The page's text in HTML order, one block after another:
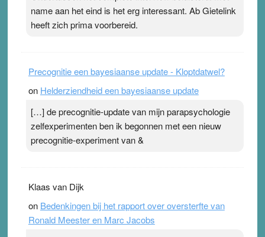
Pleisterplakkers in de topspsort ›[...]
name aan het eind is het erg interessant. Ab Gietelink
heeft zich prima voorbereid.
Precognitie een bayesiaanse update - Kloptdatwel?
on Helderziendheid een bayesiaanse update
[…] de precognitie-update van mijn parapsychologie
zelfexperimenten ben ik begonnen met een nieuw
precognitie-experiment van &
Klaas van Dijk
on Bedenkingen bij het rapport over oversterfte van
Ronald Meester en Marc Jacobs